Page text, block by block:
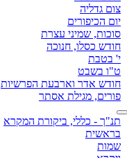
צום גדליה
יום הכיפורים
סוכות, שמיני עצרת
חודש כסלו, חנוכה
י' בטבת
ט"ו בשבט
חודש אדר וארבעת הפרשיות
פורים, מגילת אסתר
תנ"ך - כללי, ביקורת המקרא
בראשית
שמות